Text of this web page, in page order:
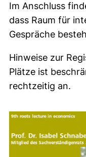
Im Anschluss
dass Raum für
Gespräche
Hinweise zur
Plätze ist
rechtzeitig an.